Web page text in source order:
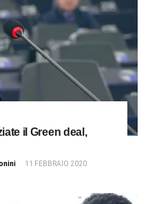
il Green deal,
11 FEBBRAIO 2020